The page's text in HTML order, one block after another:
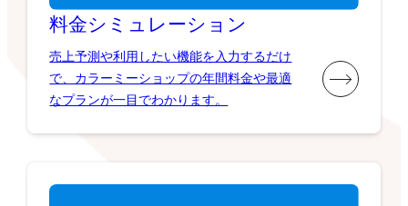
料金シミュレーション
売上予測や利用したい機能を入力するだけ
で、カラーミーショップの年間料金や最適
なプランが一目でわかります。